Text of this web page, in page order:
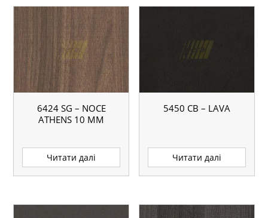
6424 SG – NOCE
ATHENS 10 ММ
Читати далі
5450 CB – LAVA
Читати далі